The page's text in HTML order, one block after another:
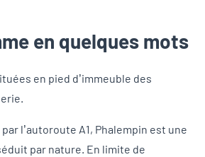
en quelques mots
en pied d’immeuble des
l’autoroute A1, Phalempin est une
par nature. En limite de